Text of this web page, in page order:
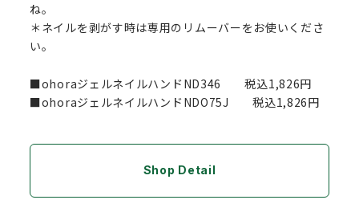
ね。
＊ネイルを剥がす時は専用のリムーバーをお使いくださ
い。
■ohoraジェルネイルハンドND346 税込1,826円
■ohoraジェルネイルハンドNDO75J 税込1,826円
Shop Detail